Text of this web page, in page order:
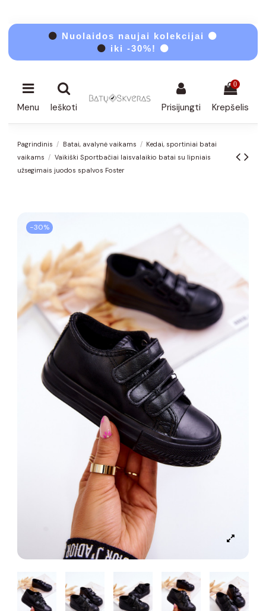
⚫ Nuolaidos naujai kolekcijai ⚫
⚫ iki -30%! ⚫
Menu Ieškoti Prisijungti
0
Krepšelis
Pagrindinis Batai, avalynė vaikams
Kedai, sportiniai batai
vaikams
Vaikiški Sportbačiai laisvalaikio batai su lipniais
užsegimais juodos spalvos Foster
−30%